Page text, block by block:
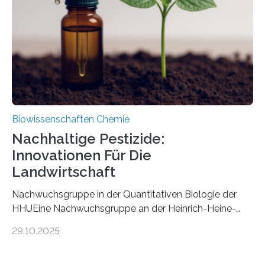
fossile Nachweis einer Stechmückenlarve in Bernstein
stellt gleichzeitig den ersten Fossilfund einer
Mückenlarve aus dem Mesozoikum dar, denn…
Biowissenschaften Chemie
Nachhaltige Pestizide:
Innovationen Für Die
Landwirtschaft
Nachwuchsgruppe in der Quantitativen Biologie der
HHUEine Nachwuchsgruppe an der Heinrich-Heine-
fünf Jahren erforschen, wie Bakterien auf
29.10.2025